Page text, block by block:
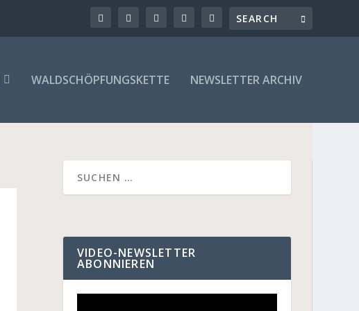
WALDSCHÖPFUNGSKETTE NEWSLETTER ARCHIV
VIDEO-NEWSLETTER
ABONNIEREN